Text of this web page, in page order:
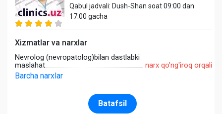
Qabul jadvali: Dush-Shan soat 09:00 dan
17:00 gacha
Xizmatlar va narxlar
Nevrolog (nevropatolog)bilan dastlabki
maslahat
narx qo'ng'iroq orqali
Barcha narxlar
Batafsil